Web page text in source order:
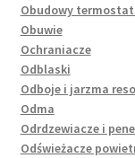
Obudowy
Obuwie
Ochraniacze
Odblaski
Odboje i jarzma
Odma
Odrdzewiacze i
Odświeżacze